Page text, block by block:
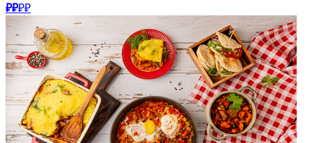
₽₽₽₽